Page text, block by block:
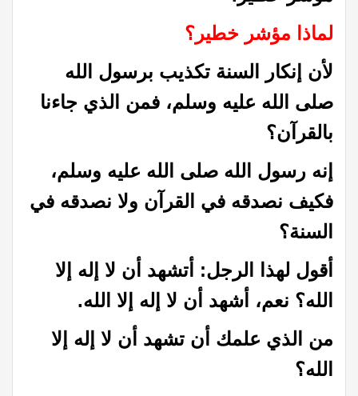
لماذا مؤشر خطير؟
لأن إنكار السنة تكذيب برسول الله
صلى الله عليه وسلم، فمن الذي جاءنا
بالقرآن؟
إنه رسول الله صلى الله عليه وسلم،
فكيف نصدقه في القرآن ولا نصدقه في
السنة؟
أقول لهذا الرجل: أتشهد أن لا إله إلا
الله؟ نعم، أشهد أن لا إله إلا الله.
من الذي علمك أن تشهد أن لا إله إلا
الله؟